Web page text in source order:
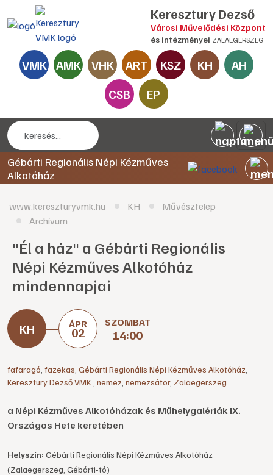
Keresztury Dezső
Városi Művelődési Központ
és intézményei ZALAEGERSZEG
VMK AMK VHK ART KSZ KH
AH
CSB
EP
Gébárti Regionális Népi Kézműves
Alkotóház
www.kereszturyvmk.hu KH
Művésztelep
Archívum
"Él a ház" a Gébárti Regionális
Népi Kézműves Alkotóház
mindennapjai
ÁPR
02
SZOMBAT
14:00
fafaragó fazekas Gébárti Regionális Népi Kézműves Alkotóház
Keresztury Dezső VMK nemez nemezsátor, Zalaegerszeg
a Népi Kézműves Alkotóházak és Műhelygalériák IX.
Országos Hete keretében
Helyszín: Gébárti Regionális Népi Kézműves Alkotóház
(Zalaegerszeg, Gébárti-tó)